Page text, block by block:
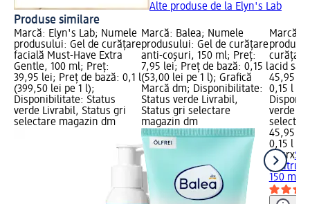
Alte produse de la Elyn's Lab
Produse similare
Marcă: Elyn's Lab; Numele
produsului: Gel de curățare
facială Must-Have Extra
Gentle, 100 ml; Preț:
39,95 lei; Preț de bază: 0,1 l
(399,50 lei pe 1 l);
Disponibilitate: Status
verde Livrabil, Status gri
selectare magazin dm
Marcă: Balea; Numele
produsului: Gel de curățare
anti-coșuri, 150 ml; Preț:
7,95 lei; Preț de bază: 0,15 l
(53,00 lei pe 1 l); Grafică
Marcă dm; Disponibilitate:
Status verde Livrabil,
Status gri selectare
magazin dm
Marcă:
acid
45,95
0,15 l
verde
45,95 lei
0,15 l
Cosrx
pentru
150 ml